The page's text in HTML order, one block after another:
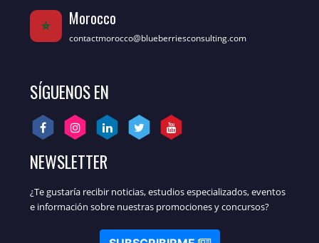
Morocco
contactmorocco@blueberriesconsulting.com
SÍGUENOS EN
NEWSLETTER
¿Te gustaría recibir noticias, estudios especializados, eventos
e información sobre nuestras promociones y concursos?